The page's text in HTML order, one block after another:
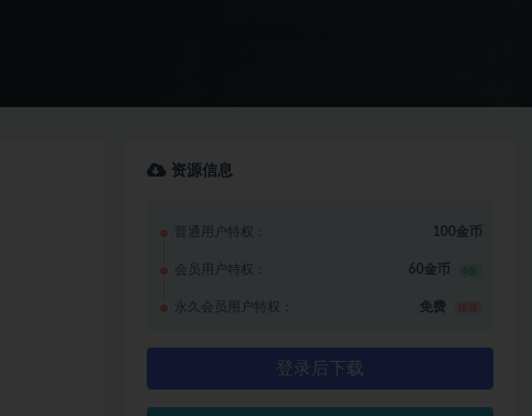
资源信息
普通用户特权： 100金币
会员用户特权： 60金币 6折
永久会员用户特权： 免费
登录后下载